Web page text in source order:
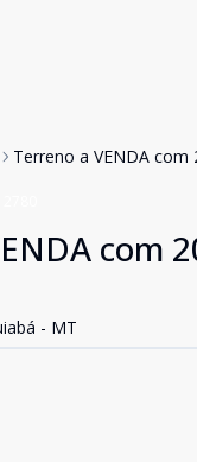
Terreno a VENDA
com
- MT